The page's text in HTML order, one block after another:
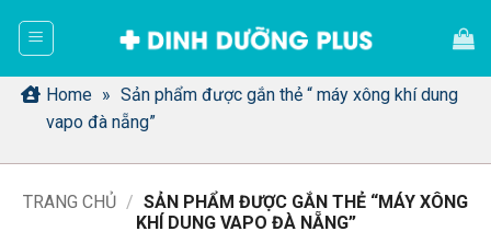
dung Home » Sản phẩm được gắn thẻ “ máy xông khí dung
vapo đà nẵng”
TRANG CHỦ / SẢN PHẨM ĐƯỢC GẮN THẺ “MÁY XÔNG
KHÍ DUNG VAPO ĐÀ NẴNG”